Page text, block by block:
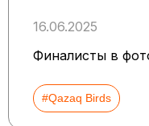
16.06.2025
Финалисты в
#Qazaq Birds